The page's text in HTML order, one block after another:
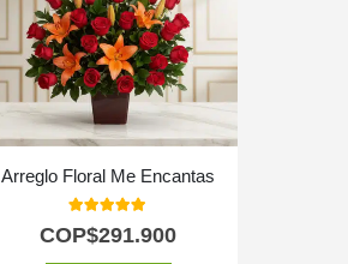
Arreglo Floral Me Encantas
5.00
COP$291.900